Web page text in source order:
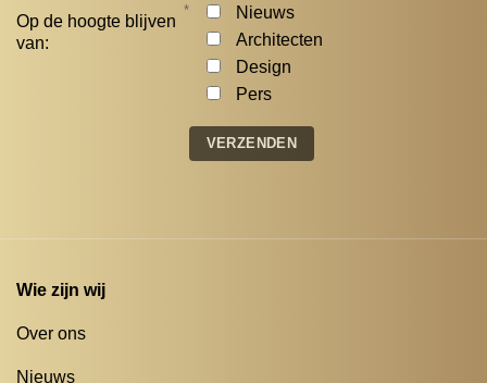
Op de hoogte blijven
van:
*
Nieuws
Architecten
Design
Pers
Wie zijn wij
Over ons
Nieuws